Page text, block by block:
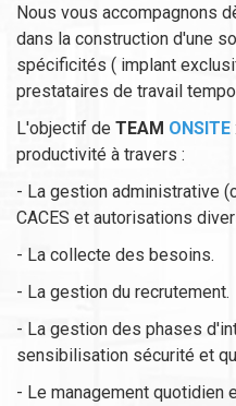
Nous vous accompagnons
dans la construction d'une
spécificités ( implant
prestataires de travail
L'objectif de TEAM ONSITE
productivité à travers :
- La gestion administrative
CACES et autorisations
- La collecte des besoins.
- La gestion du recrutement.
- La gestion des phases
sensibilisation sécurité et
- Le management quotidien